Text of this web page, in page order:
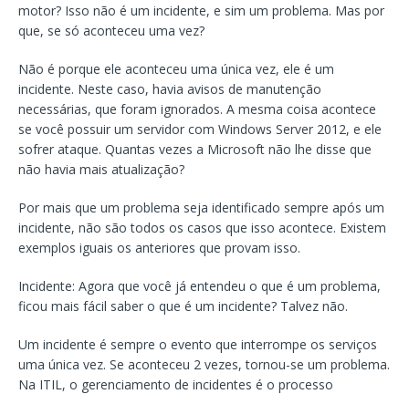
motor? Isso não é um incidente, e sim um problema. Mas por
que, se só aconteceu uma vez?
Não é porque ele aconteceu uma única vez, ele é um
incidente. Neste caso, havia avisos de manutenção
necessárias, que foram ignorados. A mesma coisa acontece
se você possuir um servidor com Windows Server 2012, e ele
sofrer ataque. Quantas vezes a Microsoft não lhe disse que
não havia mais atualização?
Por mais que um problema seja identificado sempre após um
incidente, não são todos os casos que isso acontece. Existem
exemplos iguais os anteriores que provam isso.
Incidente: Agora que você já entendeu o que é um problema,
ficou mais fácil saber o que é um incidente? Talvez não.
Um incidente é sempre o evento que interrompe os serviços
uma única vez. Se aconteceu 2 vezes, tornou-se um problema.
Na ITIL, o gerenciamento de incidentes é o processo